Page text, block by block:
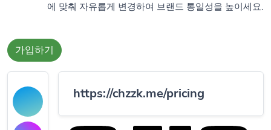
에 맞춰 자유롭게 변경하여 브랜드 통일성을 높이세요.
가입하기
https://chzzk.me/pricing